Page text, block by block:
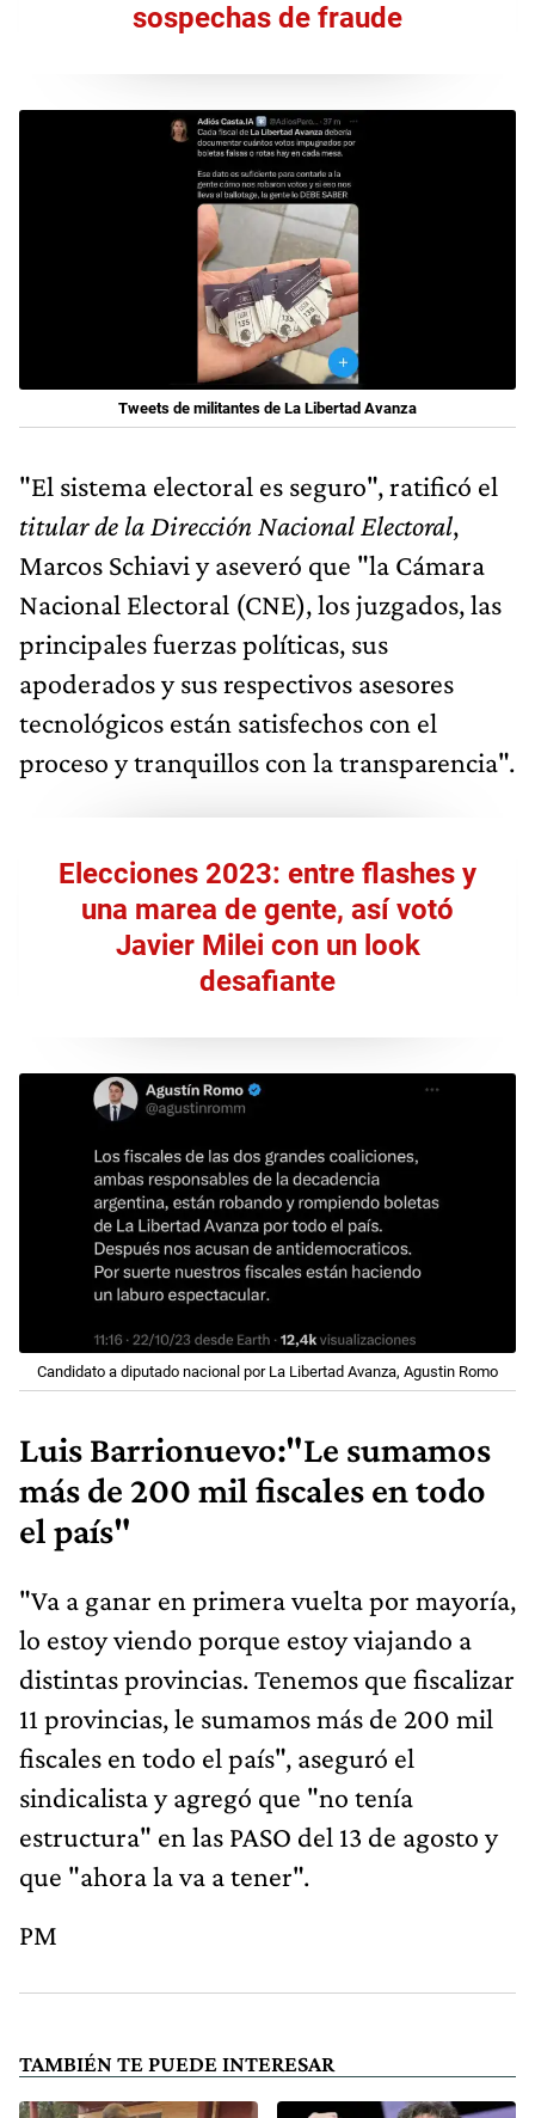
sospechas de fraude
Tweets de militantes de La Libertad Avanza
"El sistema electoral es seguro", ratificó el
titular de la Dirección Nacional Electoral,
Marcos Schiavi y aseveró que "la Cámara
Nacional Electoral (CNE), los juzgados, las
principales fuerzas políticas, sus
apoderados y sus respectivos asesores
tecnológicos están satisfechos con el
proceso y tranquillos con la transparencia".
Elecciones 2023: entre flashes y
una marea de gente, así votó
Javier Milei con un look
desafiante
Candidato a diputado nacional por La Libertad Avanza, Agustin Romo
Luis Barrionuevo:"Le sumamos
más de 200 mil fiscales en todo
el país"
"Va a ganar en primera vuelta por mayoría,
lo estoy viendo porque estoy viajando a
distintas provincias. Tenemos que fiscalizar
11 provincias, le sumamos más de 200 mil
fiscales en todo el país", aseguró el
sindicalista y agregó que "no tenía
estructura" en las PASO del 13 de agosto y
que "ahora la va a tener".
PM
TAMBIÉN TE PUEDE INTERESAR